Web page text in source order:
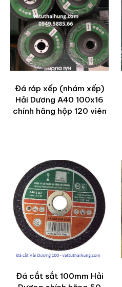
Đá ráp xếp (nhám xếp)
Hải Dương A40 100x16
chính hãng hộp 120 viên
Đá cắt sắt 100mm Hải